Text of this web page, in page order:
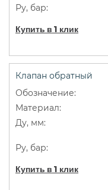
Купить в 1 клик
Клапан обратный
Купить в 1 клик